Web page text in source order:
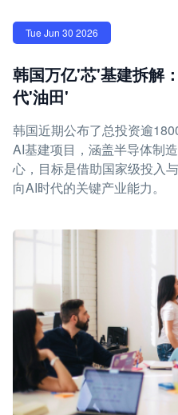
Tue Jun 30 2026
韩国万亿'芯'基建拆解
代'油田'
韩国近期公布了总投资逾
AI基建项目，涵盖半导体制
心，目标是借助国家级投入
向AI时代的关键产业能力。